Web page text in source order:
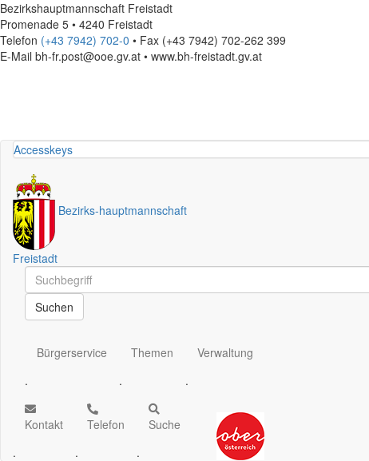
Bezirkshauptmannschaft Freistadt
Promenade 5 • 4240 Freistadt
Telefon (+43 7942) 702-0 • Fax (+43 7942) 702-262 399
E-Mail bh-fr.post@ooe.gv.at • www.bh-freistadt.gv.at
Accesskeys
Bezirks-hauptmannschaft
Freistadt
Schnellsuche
Schnellsuche
Suchen
Bürgerservice
.
Themen
.
Verwaltung
.
Kontakt
.
Telefon
.
Suche
.